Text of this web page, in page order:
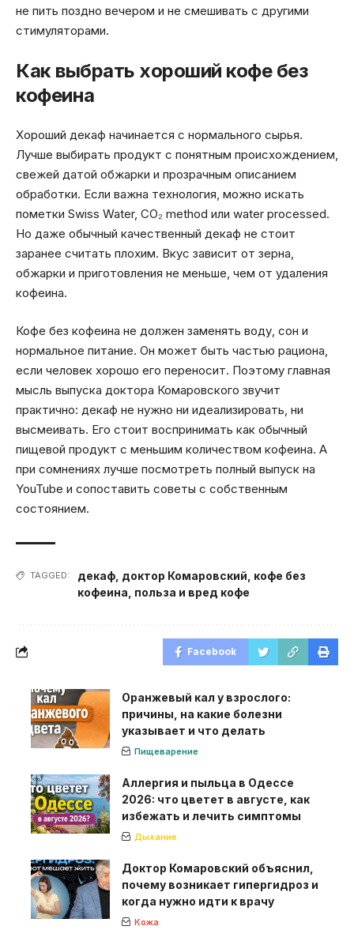
не пить поздно вечером и не смешивать с другими
стимуляторами.
Как выбрать хороший кофе без
кофеина
Хороший декаф начинается с нормального сырья.
Лучше выбирать продукт с понятным происхождением,
свежей датой обжарки и прозрачным описанием
обработки. Если важна технология, можно искать
пометки Swiss Water, CO₂ method или water processed.
Но даже обычный качественный декаф не стоит
заранее считать плохим. Вкус зависит от зерна,
обжарки и приготовления не меньше, чем от удаления
кофеина.
Кофе без кофеина не должен заменять воду, сон и
нормальное питание. Он может быть частью рациона,
если человек хорошо его переносит. Поэтому главная
мысль выпуска доктора Комаровского звучит
практично: декаф не нужно ни идеализировать, ни
высмеивать. Его стоит воспринимать как обычный
пищевой продукт с меньшим количеством кофеина. А
при сомнениях лучше посмотреть полный выпуск на
YouTube и сопоставить советы с собственным
состоянием.
TAGGED: декаф доктор Комаровский кофе без
кофеина польза и вред кофе
Facebook
Оранжевый кал у взрослого:
причины, на какие болезни
указывает и что делать
Пищеварение
Аллергия и пыльца в Одессе
2026: что цветет в августе, как
избежать и лечить симптомы
Дыхание
Доктор Комаровский объяснил,
почему возникает гипергидроз и
когда нужно идти к врачу
Кожа